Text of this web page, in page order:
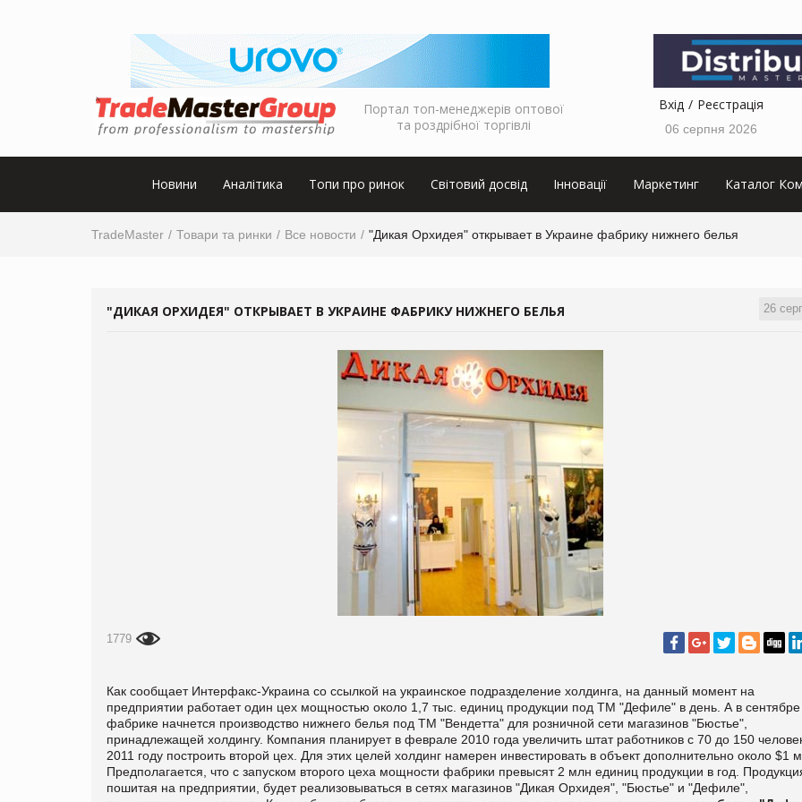
Портал топ-менеджерів оптової
та роздрібної торгівлі
Вхід Реєстрація
06 серпня 2026
Новини Аналітика Топи про ринок Світовий досвід Інновації Маркетинг Каталог
TradeMaster Товари та ринки Все новости "Дикая Орхидея" открывает в Украине фабрику нижнего белья
26
"ДИКАЯ ОРХИДЕЯ" ОТКРЫВАЕТ В УКРАИНЕ ФАБРИКУ НИЖНЕГО БЕЛЬЯ
1779
Как сообщает Интерфакс-Украина со ссылкой на украинское подразделение холдинга, на данный момент на
предприятии работает один цех мощностью около 1,7 тыс. единиц продукции под ТМ "Дефиле" в день. А в сентябре
фабрике начнется производство нижнего белья под ТМ "Вендетта" для розничной сети магазинов "Бюстье",
принадлежащей холдингу. Компания планирует в феврале 2010 года увеличить штат работников с 70 до 150
2011 году построить второй цех. Для этих целей холдинг намерен инвестировать в объект дополнительно около $1
Предполагается, что с запуском второго цеха мощности фабрики превысят 2 млн единиц продукции в год.
пошитая на предприятии, будет реализовываться в сетях магазинов "Дикая Орхидея", "Бюстье" и "Дефиле",